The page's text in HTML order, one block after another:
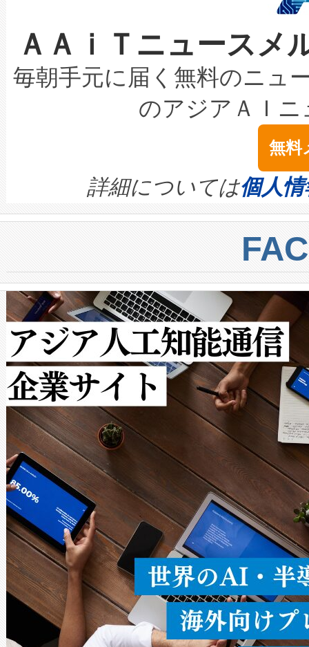
取得できる可能性もあります
設には、3億～4億ドルかか
最高経営責任者（CEO）であ
す。「当社のfully-connected
ームを利用すれば、6,000万
きます。この効率性は、フェ
限を超えて利用可能な電力容
持できるよう貢献します。こ
ービスレベル契約（SLA）違
テリー性能の劣化によるダウ
念は、現在データセンターが
ます。 Voltaiq provides a
quality and reliability for AI
BESS stack to ensure battery
centers. Voltaiqは、ai&のAI
からシステム統合、試運転、
クルの各段階のデータを監視
[…]
なレーザースポットにより、
な環境下でも豊かなディテー
キロメートル範囲を検出
LiDAR for Inspections,
は1535 nmレーザーを搭載。
イズの小径化を実現すること
す。ノーマルモードでは、
ートル先まで検出でき、これ
トに対して約600メートルに
では、反射率10％のターゲッ
で向上し、最大検知距離は
ットだけで最大1キロメート
ルの変電所周囲を監視でき、
作業と点群処理を簡素化でき
Avia 2は、2種類のFOVオプシ
× 80°のノーマルモード、長
ードを切り替えて使用するこ
ることなく、単一のデバイス
うにします。遠距離まで届く
密度なスキャ […]
ＡＡｉＴニュース
毎朝手元に届く無料のニュ
のアジアＡＩ
無料
詳細については個人